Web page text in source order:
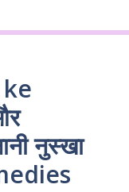
नुस्खा